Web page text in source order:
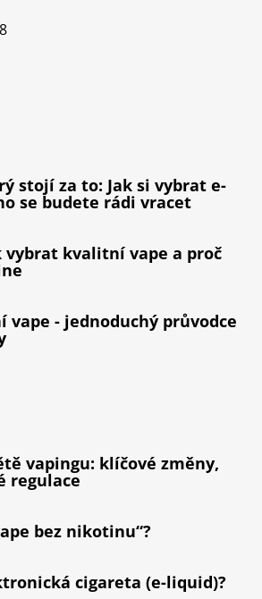
stojí za to: Jak si vybrat e-
se budete rádi vracet
vybrat kvalitní vape a proč
vape - jednoduchý průvodce
vapingu: klíčové změny,
regulace
bez nikotinu“?
cigareta (e-liquid)?